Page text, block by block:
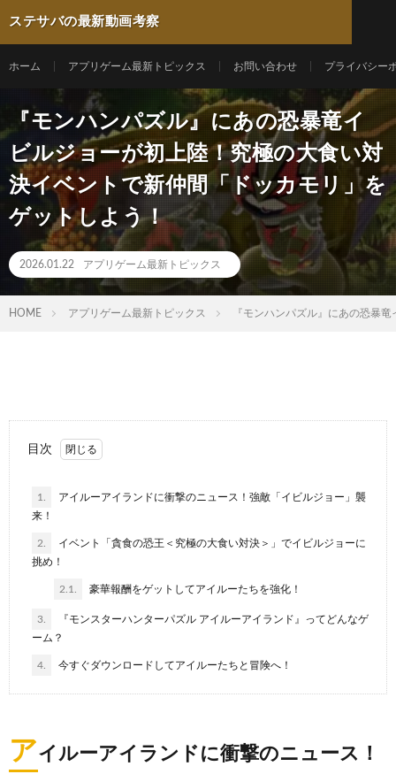
ステサバの最新動画考察
ホーム アプリゲーム最新トピックス お問い合わせ プライバシー
『モンハンパズル』にあの恐暴竜イ
ビルジョーが初上陸！究極の大食い対
決イベントで新仲間「ドッカモリ」を
ゲットしよう！
2026.01.22 アプリゲーム最新トピックス
HOME アプリゲーム最新トピックス 『モンハンパズル』にあの恐暴
目次
1.
アイルーアイランドに衝撃のニュース！強敵「イビルジョー」襲
来！
2.
イベント「貪食の恐王＜究極の大食い対決＞」でイビルジョーに
挑め！
2.1. 豪華報酬をゲットしてアイルーたちを強化！
3.
『モンスターハンターパズル アイルーアイランド』ってどんなゲ
ーム？
4. 今すぐダウンロードしてアイルーたちと冒険へ！
アイルーアイランドに衝撃のニュース！